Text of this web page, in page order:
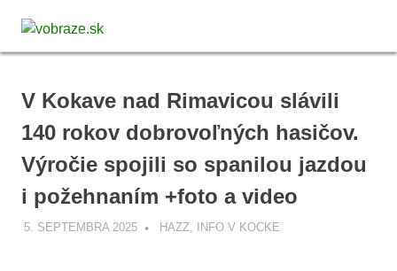
content
Malohontu
Novohradu
V Kokave nad Rimavicou slávili
140 rokov dobrovoľných hasičov.
Výročie spojili so spanilou jazdou
i požehnaním +foto a video
5. SEPTEMBRA 2025 VOBRAZE.SK
HAZZ INFO V KOCKE